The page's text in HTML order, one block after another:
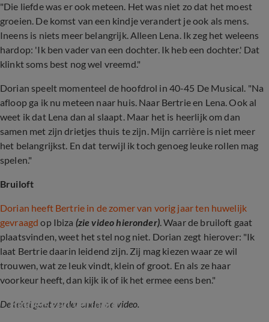
"Die liefde was er ook meteen. Het was niet zo dat het moest
groeien. De komst van een kindje verandert je ook als mens.
Ineens is niets meer belangrijk. Alleen Lena. Ik zeg het weleens
hardop: 'Ik ben vader van een dochter. Ik heb een dochter.' Dat
klinkt soms best nog wel vreemd."
Dorian speelt momenteel de hoofdrol in 40-45 De Musical. "Na
afloop ga ik nu meteen naar huis. Naar Bertrie en Lena. Ook al
weet ik dat Lena dan al slaapt. Maar het is heerlijk om dan
samen met zijn drietjes thuis te zijn. Mijn carrière is niet meer
het belangrijkst. En dat terwijl ik toch genoeg leuke rollen mag
spelen."
Bruiloft
Dorian heeft Bertrie in de zomer van vorig jaar ten huwelijk
gevraagd op Ibiza (zie video hieronder). Waar de bruiloft gaat
plaatsvinden, weet het stel nog niet. Dorian zegt hierover: "Ik
laat Bertrie daarin leidend zijn. Zij mag kiezen waar ze wil
trouwen, wat ze leuk vindt, klein of groot. En als ze haar
voorkeur heeft, dan kijk ik of ik het ermee eens ben."
De tekst gaat verder onder de video.
GTST-sterren Bertrie Wierenga en Dorian
Bindels zijn verloofd